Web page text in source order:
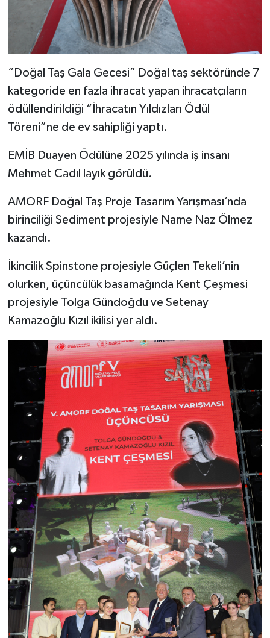
“Doğal Taş Gala Gecesi” Doğal taş sektöründe 7
kategoride en fazla ihracat yapan ihracatçıların
ödüllendirildiği “İhracatın Yıldızları Ödül
Töreni”ne de ev sahipliği yaptı.
EMİB Duayen Ödülüne 2025 yılında iş insanı
Mehmet Cadıl layık görüldü.
AMORF Doğal Taş Proje Tasarım Yarışması’nda
birinciliği Sediment projesiyle Name Naz Ölmez
kazandı.
İkincilik Spinstone projesiyle Güçlen Tekeli’nin
olurken, üçüncülük basamağında Kent Çeşmesi
projesiyle Tolga Gündoğdu ve Setenay
Kamazoğlu Kızıl ikilisi yer aldı.